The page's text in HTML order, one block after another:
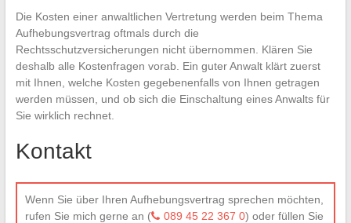
Die Kosten einer anwaltlichen Vertretung werden beim Thema
Aufhebungsvertrag oftmals durch die
Rechtsschutzversicherungen nicht übernommen. Klären Sie
deshalb alle Kostenfragen vorab. Ein guter Anwalt klärt zuerst
mit Ihnen, welche Kosten gegebenenfalls von Ihnen getragen
werden müssen, und ob sich die Einschaltung eines Anwalts für
Sie wirklich rechnet.
Kontakt
Wenn Sie über Ihren Aufhebungsvertrag sprechen möchten,
rufen Sie mich gerne an (
089 45 22 367 0) oder füllen Sie